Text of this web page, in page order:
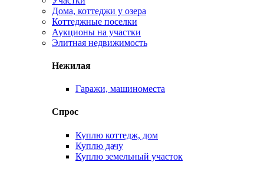
Дома, коттеджи у озера
Коттеджные поселки
Аукционы на участки
Элитная недвижимость
Нежилая
Гаражи, машиноместа
Спрос
Куплю коттедж, дом
Куплю дачу
Куплю земельный участок